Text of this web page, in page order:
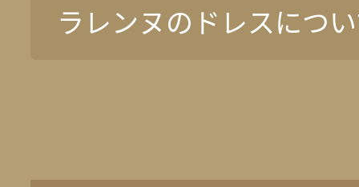
ラレンヌのドレスにつ